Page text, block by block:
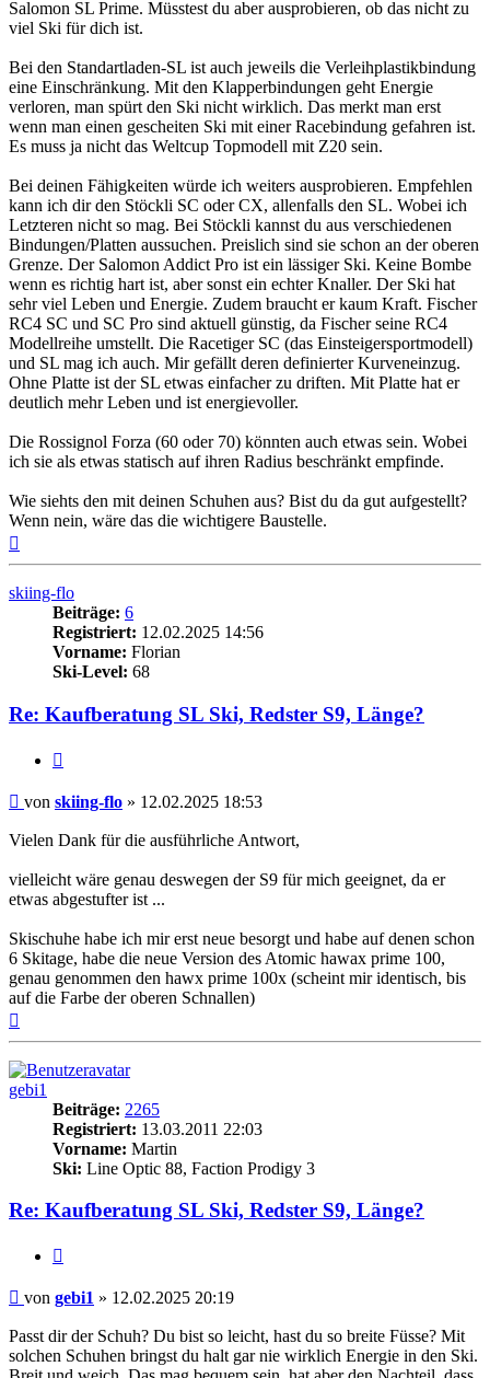
Salomon SL Prime. Müsstest du aber ausprobieren, ob das nicht zu
viel Ski für dich ist.
Bei den Standartladen-SL ist auch jeweils die Verleihplastikbindung
eine Einschränkung. Mit den Klapperbindungen geht Energie
verloren, man spürt den Ski nicht wirklich. Das merkt man erst
wenn man einen gescheiten Ski mit einer Racebindung gefahren ist.
Es muss ja nicht das Weltcup Topmodell mit Z20 sein.
Bei deinen Fähigkeiten würde ich weiters ausprobieren. Empfehlen
kann ich dir den Stöckli SC oder CX, allenfalls den SL. Wobei ich
Letzteren nicht so mag. Bei Stöckli kannst du aus verschiedenen
Bindungen/Platten aussuchen. Preislich sind sie schon an der oberen
Grenze. Der Salomon Addict Pro ist ein lässiger Ski. Keine Bombe
wenn es richtig hart ist, aber sonst ein echter Knaller. Der Ski hat
sehr viel Leben und Energie. Zudem braucht er kaum Kraft. Fischer
RC4 SC und SC Pro sind aktuell günstig, da Fischer seine RC4
Modellreihe umstellt. Die Racetiger SC (das Einsteigersportmodell)
und SL mag ich auch. Mir gefällt deren definierter Kurveneinzug.
Ohne Platte ist der SL etwas einfacher zu driften. Mit Platte hat er
deutlich mehr Leben und ist energievoller.
Die Rossignol Forza (60 oder 70) könnten auch etwas sein. Wobei
ich sie als etwas statisch auf ihren Radius beschränkt empfinde.
Wie siehts den mit deinen Schuhen aus? Bist du da gut aufgestellt?
Wenn nein, wäre das die wichtigere Baustelle.
skiing-flo
Beiträge: 6
Registriert: 12.02.2025 14:56
Vorname: Florian
Ski-Level: 68
Re: Kaufberatung SL Ski, Redster S9, Länge?
Beitrag
von skiing-flo » 12.02.2025 18:53
Vielen Dank für die ausführliche Antwort,
vielleicht wäre genau deswegen der S9 für mich geeignet, da er
etwas abgestufter ist ...
Skischuhe habe ich mir erst neue besorgt und habe auf denen schon
6 Skitage, habe die neue Version des Atomic hawax prime 100,
genau genommen den hawx prime 100x (scheint mir identisch, bis
auf die Farbe der oberen Schnallen)
gebi1
Beiträge: 2265
Registriert: 13.03.2011 22:03
Vorname: Martin
Ski: Line Optic 88, Faction Prodigy 3
Re: Kaufberatung SL Ski, Redster S9, Länge?
Beitrag
von gebi1 » 12.02.2025 20:19
Passt dir der Schuh? Du bist so leicht, hast du so breite Füsse? Mit
solchen Schuhen bringst du halt gar nie wirklich Energie in den Ski.